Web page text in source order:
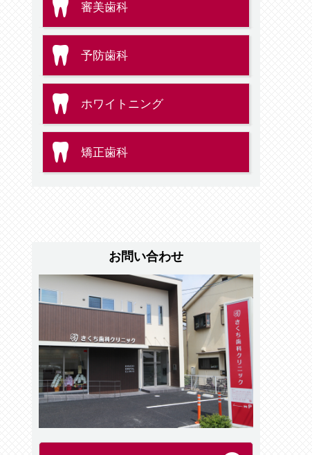
審美歯科
予防歯科
ホワイトニング
矯正歯科
お問い合わせ